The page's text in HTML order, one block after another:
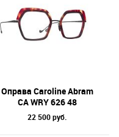
Оправа Caroline Abram
CA WRY 626 48
22 500 руб.